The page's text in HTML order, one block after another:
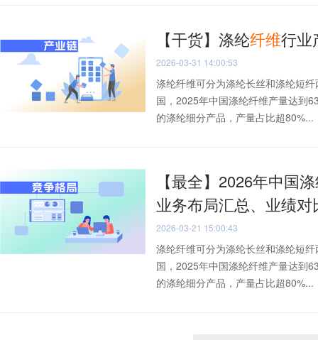
【干货】涤纶纤维行业
2026-03-31 14:00:53
涤纶纤维可分为涤纶长丝和涤纶短
国，2025年中国涤纶纤维产量达到
的涤纶细分产品，产量占比超80%...
【最全】2026年中国
业务布局汇总、业绩
2026-03-21 15:00:43
涤纶纤维可分为涤纶长丝和涤纶短
国，2025年中国涤纶纤维产量达到
的涤纶细分产品，产量占比超80%...